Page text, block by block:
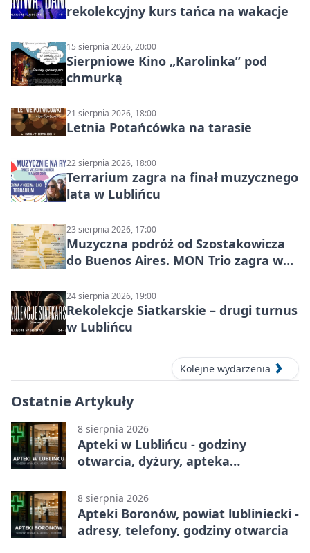
rekolekcyjny kurs tańca na wakacje
15 sierpnia 2026, 20:00
Sierpniowe Kino „Karolinka” pod
chmurką
21 sierpnia 2026, 18:00
Letnia Potańcówka na tarasie
22 sierpnia 2026, 18:00
Terrarium zagra na finał muzycznego
lata w Lublińcu
23 sierpnia 2026, 17:00
Muzyczna podróż od Szostakowicza
do Buenos Aires. MON Trio zagra w
24 sierpnia 2026, 19:00
Rekolekcje Siatkarskie – drugi turnus
w Lublińcu
Kolejne wydarzenia
Ostatnie Artykuły
8 sierpnia 2026
Apteki w Lublińcu - godziny
otwarcia, dyżury, apteka
8 sierpnia 2026
Apteki Boronów, powiat lubliniecki -
adresy, telefony, godziny otwarcia